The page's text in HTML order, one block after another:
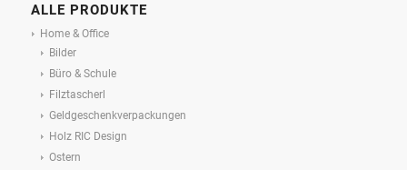
ALLE PRODUKTE
Home & Office
Bilder
Büro & Schule
Filztascherl
Geldgeschenkverpackungen
Holz RIC Design
Ostern